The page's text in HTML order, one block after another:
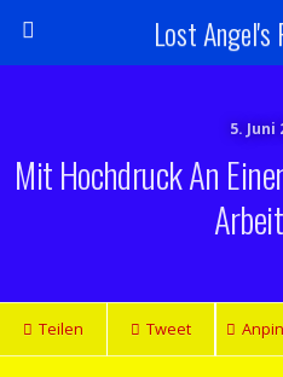
Lost
5. Juni
Mit Hochdruck An
Teilen Tweet